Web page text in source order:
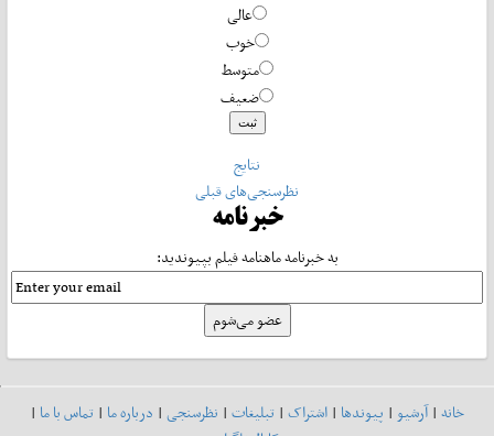
عالی
خوب
متوسط
ضعیف
نتایج
نظرسنجی‌های قبلی
خبرنامه
به خبرنامه ماهنامه فیلم بپیوندید:
خانه|آرشیو| پیوندها| اشتراک| تبلیغات| نظرسنجی| درباره ما| تماس با ما|